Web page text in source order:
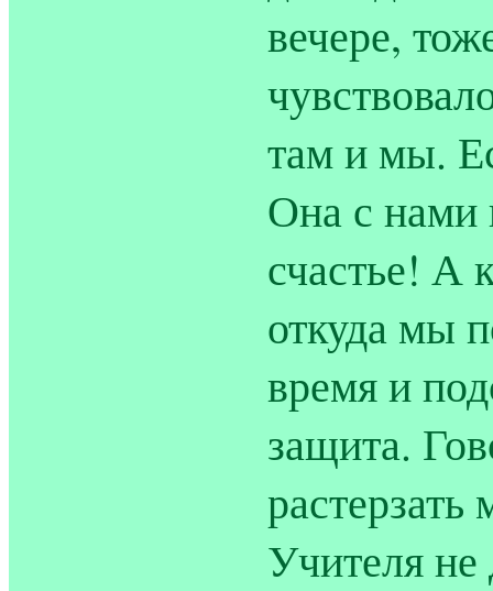
вечере,
там и мы.
Она с нами
счастье! А
откуда мы
время и
защита.
Учителя не